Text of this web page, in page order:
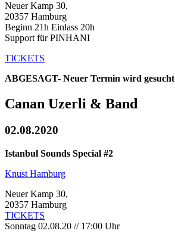
Neuer Kamp 30,
20357 Hamburg
Beginn 21h Einlass 20h
Support für PINHANI
TICKETS
ABGESAGT- Neuer Termin wird gesucht
Canan Uzerli & Band
02.08.2020
Istanbul Sounds Special #2
Knust Hamburg
Neuer Kamp 30,
20357 Hamburg
TICKETS
Sonntag 02.08.20 // 17:00 Uhr